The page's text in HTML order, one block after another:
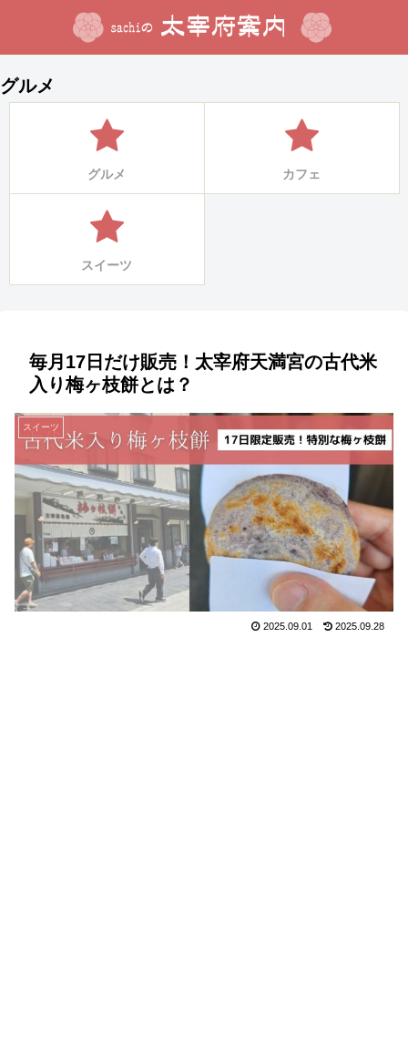
グルメ
グルメ カフェ
スイーツ
毎月17日だけ販売！太宰府天満宮の古代米
入り梅ヶ枝餅とは？
スイーツ
2025.09.01 2025.09.28